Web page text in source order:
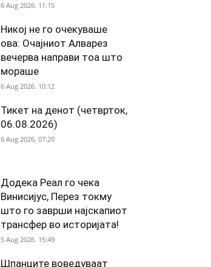
6 Aug 2026. 11:15
Никој не го очекуваше
ова: Очајниот Алварез
вечерва направи тоа што
мораше
6 Aug 2026. 10:12
Тикет на денот (четврток,
06.08.2026)
6 Aug 2026. 07:20
Додека Реал го чека
Винисијус, Перез токму
што го заврши најскапиот
трансфер во историјата!
5 Aug 2026. 15:49
Шпанците воведуваат